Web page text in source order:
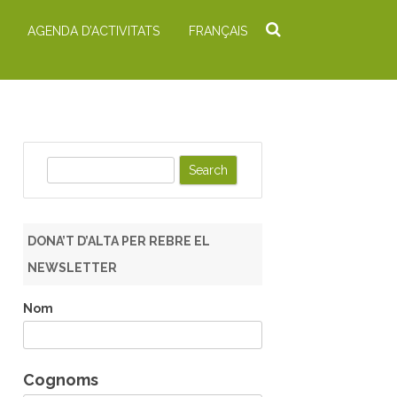
AGENDA D’ACTIVITATS FRANÇAIS
h
DONA’T D’ALTA PER REBRE EL
NEWSLETTER
Nom
Cognoms